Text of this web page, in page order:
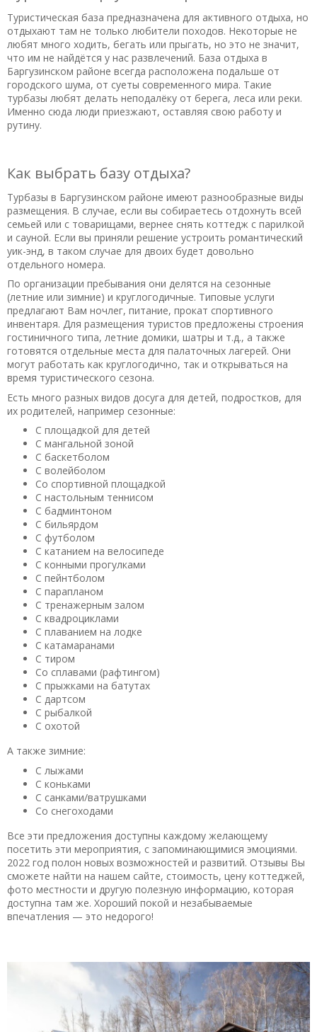
Пляж неухоженный! Все остальное супер, хозяева
душевные люди, номер очень чистый и уютный.
Полезный отзыв? Да (0) Нет(0)
Туристическая база предназначена для активного отдыха, но
отдыхают там не только любители походов. Некоторые не
любят много ходить, бегать или прыгать, но это не значит,
что им не найдётся у нас развлечений. База отдыха в
Баргузинском районе всегда расположена подальше от
городского шума, от суеты современного мира. Такие
турбазы любят делать неподалёку от берега, леса или реки.
Именно сюда люди приезжают, оставляя свою работу и
рутину.
Как выбрать базу отдыха?
Турбазы в Баргузинском районе имеют разнообразные виды
размещения. В случае, если вы собираетесь отдохнуть всей
семьей или с товарищами, вернее снять коттедж с парилкой
и сауной. Если вы приняли решение устроить романтический
уик-энд, в таком случае для двоих будет довольно
отдельного номера.
По организации пребывания они делятся на сезонные
(летние или зимние) и круглогодичные. Типовые услуги
предлагают Вам ночлег, питание, прокат спортивного
инвентаря. Для размещения туристов предложены строения
гостиничного типа, летние домики, шатры и т.д., а также
готовятся отдельные места для палаточных лагерей. Они
могут работать как круглогодично, так и открываться на
время туристического сезона.
Есть много разных видов досуга для детей, подростков, для
их родителей, например сезонные:
С площадкой для детей
С мангальной зоной
С баскетболом
С волейболом
Со спортивной площадкой
С настольным теннисом
С бадминтоном
С бильярдом
С футболом
С катанием на велосипеде
С конными прогулками
С пейнтболом
С парапланом
С тренажерным залом
С квадроциклами
С плаванием на лодке
С катамаранами
С тиром
Со сплавами (рафтингом)
С прыжками на батутах
С дартсом
С рыбалкой
С охотой
А также зимние:
С лыжами
С коньками
С санками/ватрушками
Со снегоходами
Все эти предложения доступны каждому желающему
посетить эти мероприятия, с запоминающимися эмоциями.
2022 год полон новых возможностей и развитий. Отзывы Вы
сможете найти на нашем сайте, стоимость, цену коттеджей,
фото местности и другую полезную информацию, которая
доступна там же. Хороший покой и незабываемые
впечатления — это недорого!